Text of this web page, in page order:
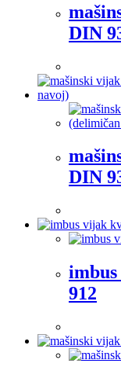
DIN
DIN
imbus
912